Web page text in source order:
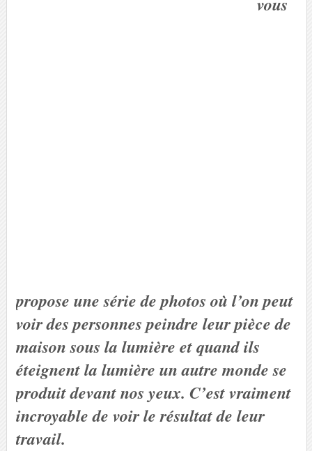
propose une série de photos où l’on peut
voir des personnes peindre leur pièce de
maison sous la lumière et quand ils
éteignent la lumière un autre monde se
produit devant nos yeux. C’est vraiment
incroyable de voir le résultat de leur
travail.